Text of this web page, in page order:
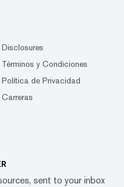
Disclosures
Términos y Condiciones
Política de Privacidad
Carreras
sent to your inbox